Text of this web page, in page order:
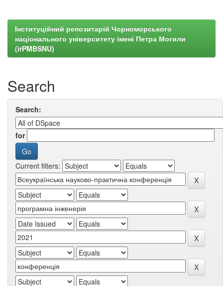
Інституційний репозитарій Чорноморського
національного університету імені Петра Могили
(irPMBSNU)
Search
Search:
for
Current filters: